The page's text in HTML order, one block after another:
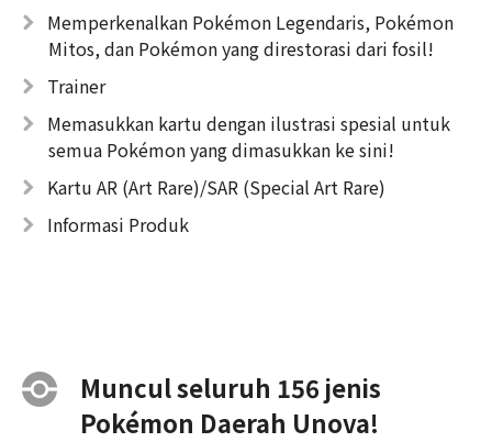
Memperkenalkan Pokémon Legendaris, Pokémon
Mitos, dan Pokémon yang direstorasi dari fosil!
Trainer
Memasukkan kartu dengan ilustrasi spesial untuk
semua Pokémon yang dimasukkan ke sini!
Kartu AR (Art Rare)/SAR (Special Art Rare)
Informasi Produk
Muncul seluruh 156 jenis
Pokémon Daerah Unova!